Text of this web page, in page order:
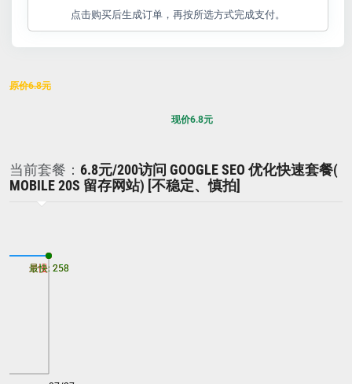
点击购买后生成订单，再按所选方式完成支付。
原价6.8元
现价6.8元
当前套餐： 6.8元/200访问 GOOGLE SEO 优化快速套餐(
MOBILE 20S 留存网站) [不稳定、慎拍]
最慢: 258
最快: 258